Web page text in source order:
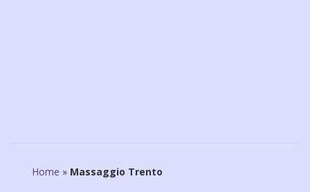
Home » Massaggio Trento